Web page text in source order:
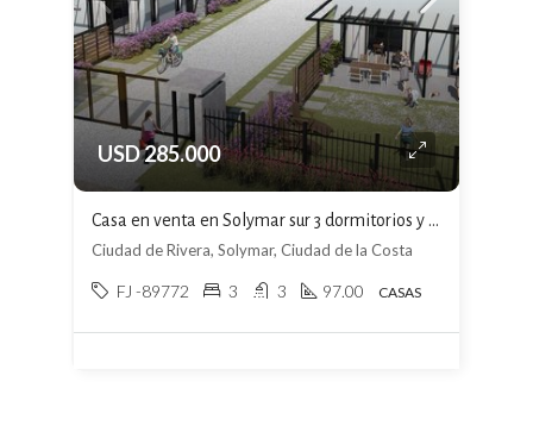
USD 285.000
Casa en venta en Solymar sur 3 dormitorios y 3 baños a estrenar
Ciudad de Rivera, Solymar, Ciudad de la Costa
FJ -89772 3 3 97.00 CASAS